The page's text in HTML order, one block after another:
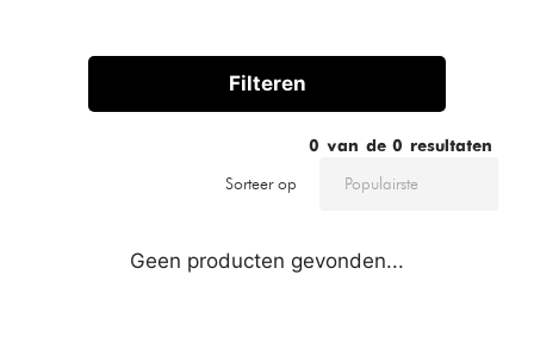
Filteren
0 van de 0 resultaten
Sorteer op
Geen producten gevonden...